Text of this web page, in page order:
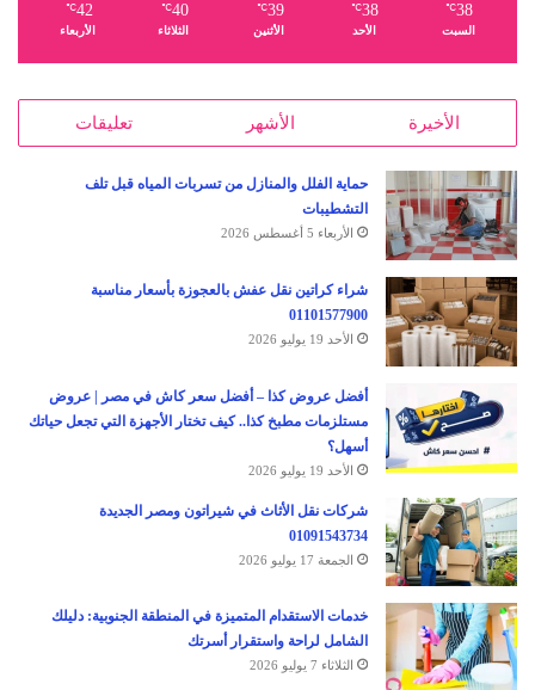
38
℃
السبت
38
℃
الأحد
39
℃
الأثنين
40
℃
الثلاثاء
42
℃
الأربعاء
الأخيرة الأشهر تعليقات
حماية الفلل والمنازل من تسربات المياه قبل تلف
التشطيبات
الأربعاء 5 أغسطس 2026
شراء كراتين نقل عفش بالعجوزة بأسعار مناسبة
01101577900
الأحد 19 يوليو 2026
أفضل عروض كذا – أفضل سعر كاش في مصر | عروض
مستلزمات مطبخ كذا.. كيف تختار الأجهزة التي تجعل حياتك
أسهل؟
الأحد 19 يوليو 2026
شركات نقل الأثاث في شيراتون ومصر الجديدة
01091543734
الجمعة 17 يوليو 2026
خدمات الاستقدام المتميزة في المنطقة الجنوبية: دليلك
الشامل لراحة واستقرار أسرتك
الثلاثاء 7 يوليو 2026